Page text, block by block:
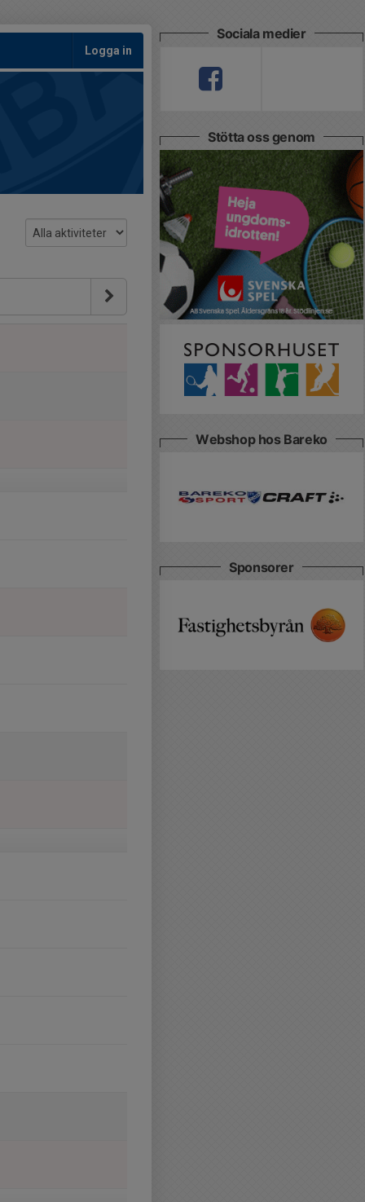
Logga in
Sociala medier
Stötta oss genom
Webshop hos Bareko
Sponsorer